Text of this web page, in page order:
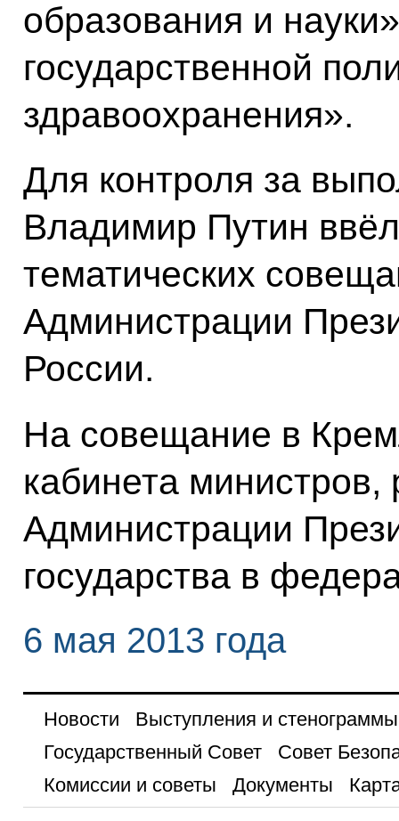
образования и
государственной
здравоохранения».
Для контроля за
Владимир Путин
тематических
Администрации
России.
На совещание в
кабинета министров,
Администрации
государства в
6 мая 2013 года
Новости
Выступления и стенограммы
Государственный Совет
Совет
Комиссии и советы
Документы